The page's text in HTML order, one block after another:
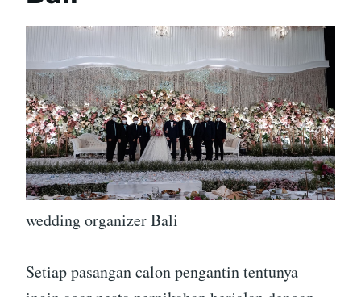
wedding organizer Bali
Setiap pasangan calon pengantin tentunya